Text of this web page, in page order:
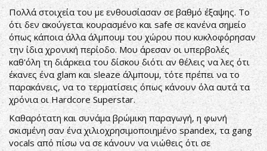
Πολλά στοιχεία του με ενθουσίασαν σε βαθμό έξαψης. Το
ότι δεν ακούγεται κουρασμένο και safe σε κανένα σημείο
όπως κάποια άλλα άλμπουμ του χώρου που κυκλοφόρησαν
την ίδια χρονική περίοδο. Μου άρεσαν οι υπερβολές
καθ'όλη τη διάρκεια του δίσκου διότι αν θέλεις να λες ότι
έκανες ένα glam και sleaze άλμπουμ, τότε πρέπει να το
παρακάνεις, να το τερματίσεις όπως κάνουν όλα αυτά τα
χρόνια οι Hardcore Superstar.
Καθαρότατη και συνάμα βρώμικη παραγωγή, η φωνή
σκισμένη σαν ένα χιλιοχρησιμοποιημένο spandex, τα gang
vocals από πίσω να σε κάνουν να νιώθεις ότι σε